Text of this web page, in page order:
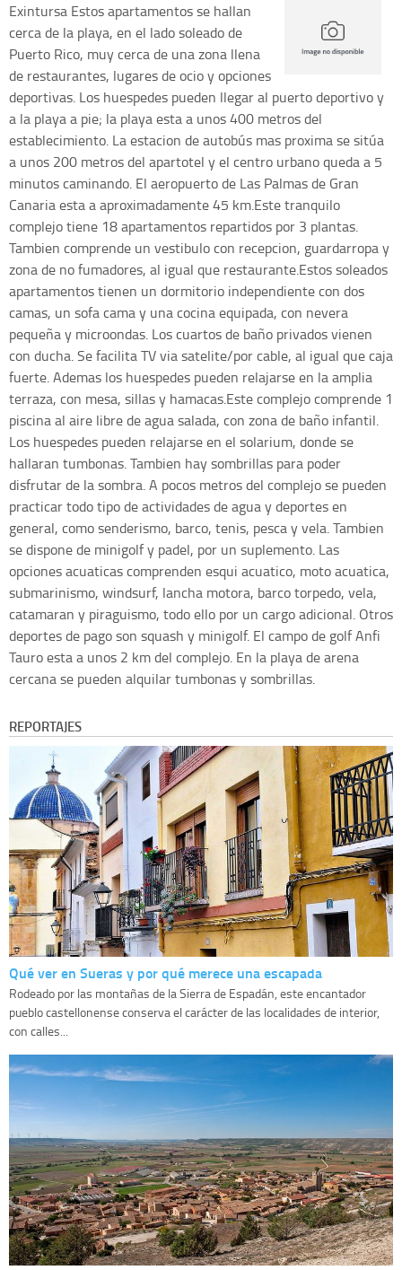
Exintursa Estos apartamentos se hallan
cerca de la playa, en el lado soleado de
Puerto Rico, muy cerca de una zona llena
de restaurantes, lugares de ocio y opciones
deportivas. Los huespedes pueden llegar al puerto deportivo y
a la playa a pie; la playa esta a unos 400 metros del
establecimiento. La estacion de autobús mas proxima se sitúa
a unos 200 metros del apartotel y el centro urbano queda a 5
minutos caminando. El aeropuerto de Las Palmas de Gran
Canaria esta a aproximadamente 45 km.Este tranquilo
complejo tiene 18 apartamentos repartidos por 3 plantas.
Tambien comprende un vestibulo con recepcion, guardarropa y
zona de no fumadores, al igual que restaurante.Estos soleados
apartamentos tienen un dormitorio independiente con dos
camas, un sofa cama y una cocina equipada, con nevera
pequeña y microondas. Los cuartos de baño privados vienen
con ducha. Se facilita TV via satelite/por cable, al igual que caja
fuerte. Ademas los huespedes pueden relajarse en la amplia
terraza, con mesa, sillas y hamacas.Este complejo comprende 1
piscina al aire libre de agua salada, con zona de baño infantil.
Los huespedes pueden relajarse en el solarium, donde se
hallaran tumbonas. Tambien hay sombrillas para poder
disfrutar de la sombra. A pocos metros del complejo se pueden
practicar todo tipo de actividades de agua y deportes en
general, como senderismo, barco, tenis, pesca y vela. Tambien
se dispone de minigolf y padel, por un suplemento. Las
opciones acuaticas comprenden esqui acuatico, moto acuatica,
submarinismo, windsurf, lancha motora, barco torpedo, vela,
catamaran y piraguismo, todo ello por un cargo adicional. Otros
deportes de pago son squash y minigolf. El campo de golf Anfi
Tauro esta a unos 2 km del complejo. En la playa de arena
cercana se pueden alquilar tumbonas y sombrillas.
REPORTAJES
Qué ver en Sueras y por qué merece una escapada
Rodeado por las montañas de la Sierra de Espadán, este encantador
pueblo castellonense conserva el carácter de las localidades de interior,
con calles...